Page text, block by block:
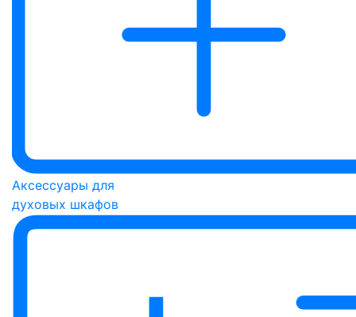
Аксессуары для
духовых шкафов